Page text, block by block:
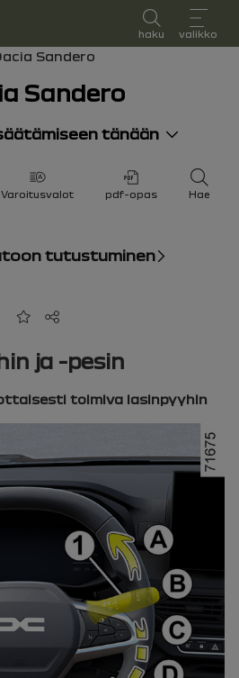
haku valikko
Sandero
Sandero
tänään
Varoitusvalot pdf-opas Hae
tutustuminen
Lisää suosikkeihin
Jaa
ja -pesin
toimiva lasinpyyhin